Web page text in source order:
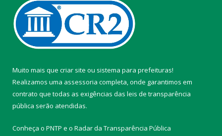
Muito mais que criar site ou sistema para prefeituras!
Realizamos uma assessoria completa, onde garantimos em
contrato que todas as exigências das leis de transparência
pública serão atendidas.
Conheça o PNTP e o Radar da Transparência Pública